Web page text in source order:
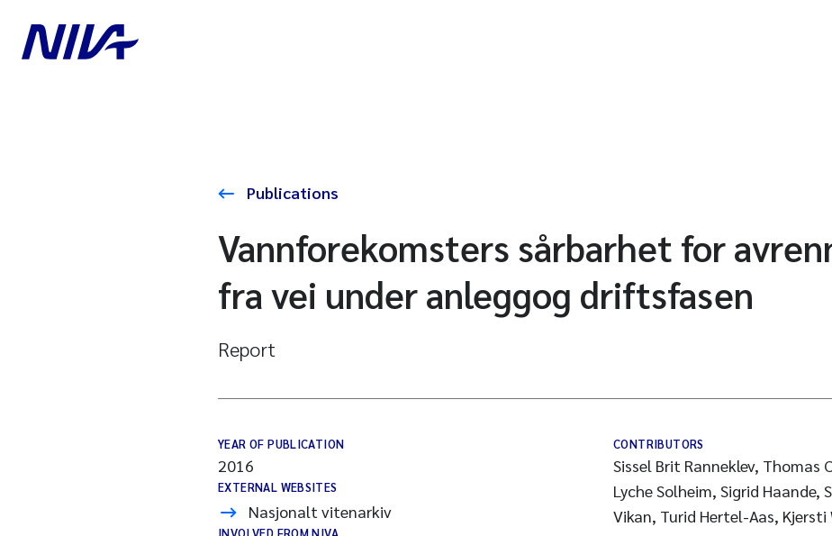
Publications
Vannforekomsters sårbarhet for
fra vei under anleggog driftsfasen
Report
YEAR OF PUBLICATION
2016
EXTERNAL WEBSITES
Nasjonalt vitenarkiv
INVOLVED FROM NIVA
CONTRIBUTORS
Sissel Brit Ranneklev, Thomas
Lyche Solheim, Sigrid Haande,
Vikan, Turid Hertel-Aas, Kjersti